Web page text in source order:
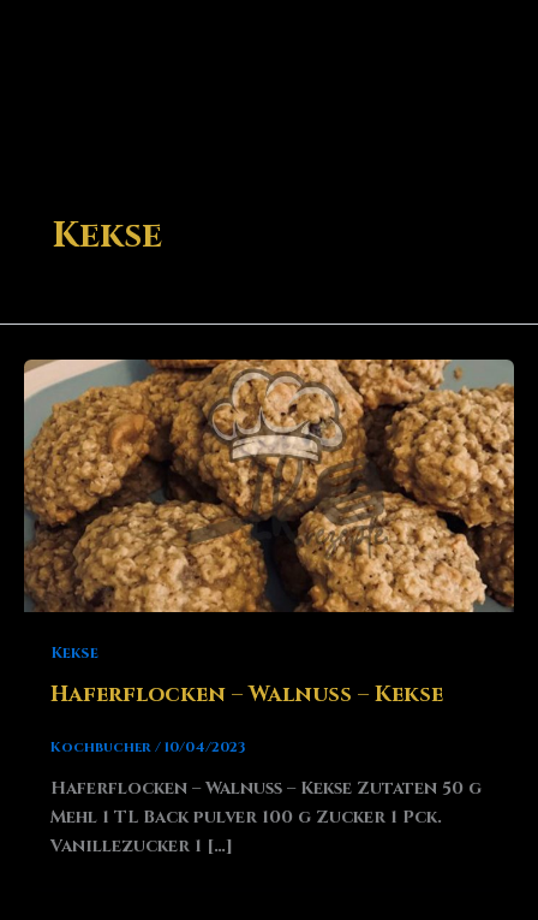
Kekse
Kekse
Haferflocken – Walnuss – Kekse
Kochbucher/10/04/2023
Haferflocken – Walnuss – Kekse Zutaten 50 g
Mehl 1 TL Back pulver 100 g Zucker 1 Pck.
Vanillezucker 1 […]